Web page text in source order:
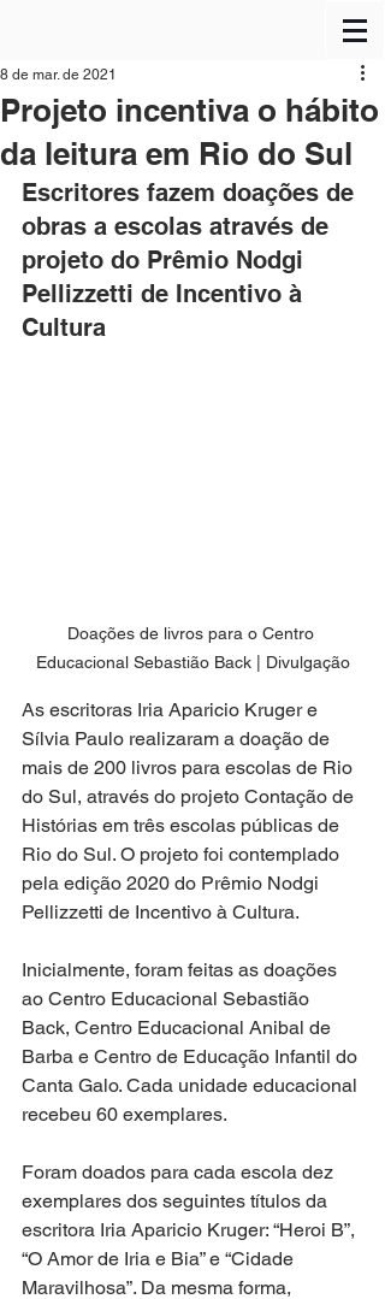
Projeto incentiva o hábito
da leitura em Rio do Sul
8 de mar. de 2021
Escritores fazem doações de
obras a escolas através de
projeto do Prêmio Nodgi
Pellizzetti de Incentivo à
Cultura
Doações de livros para o Centro
Educacional Sebastião Back | Divulgação
As escritoras Iria Aparicio Kruger e
Sílvia Paulo realizaram a doação de
mais de 200 livros para escolas de Rio
do Sul, através do projeto Contação de
Histórias em três escolas públicas de
Rio do Sul. O projeto foi contemplado
pela edição 2020 do Prêmio Nodgi
Pellizzetti de Incentivo à Cultura.
Inicialmente, foram feitas as doações
ao Centro Educacional Sebastião
Back, Centro Educacional Anibal de
Barba e Centro de Educação Infantil do
Canta Galo. Cada unidade educacional
recebeu 60 exemplares.
Foram doados para cada escola dez
exemplares dos seguintes títulos da
escritora Iria Aparicio Kruger: “Heroi B”,
“O Amor de Iria e Bia” e “Cidade
Maravilhosa”. Da mesma forma,